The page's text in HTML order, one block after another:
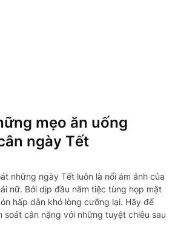
mẹo ăn uống
ngày Tết
những ngày Tết luôn là nổi ám ảnh của
nữ. Bởi dịp đầu năm tiệc tùng họp mặt
hấp dẫn khó lòng cưỡng lại. Hãy để
soát cân nặng với những tuyệt chiêu sau